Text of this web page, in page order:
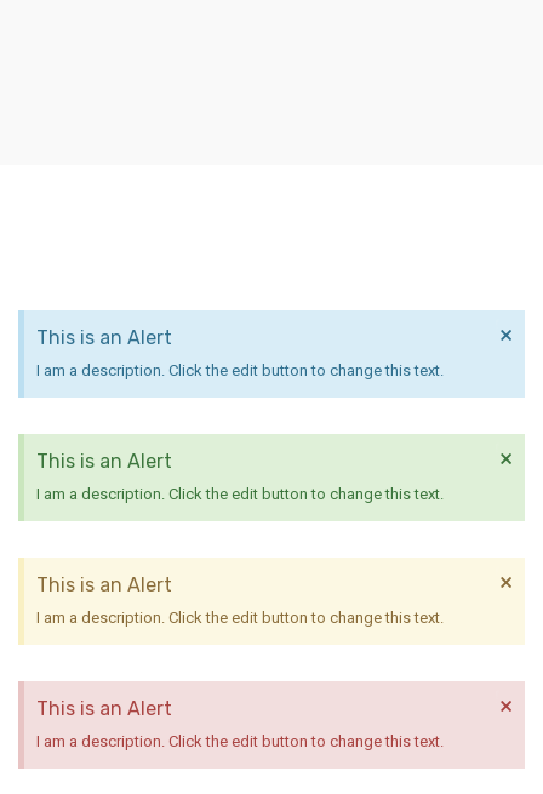
This is an Alert
I am a description. Click the edit button to change this text.
×
This is an Alert
I am a description. Click the edit button to change this text.
×
This is an Alert
I am a description. Click the edit button to change this text.
×
This is an Alert
I am a description. Click the edit button to change this text.
×